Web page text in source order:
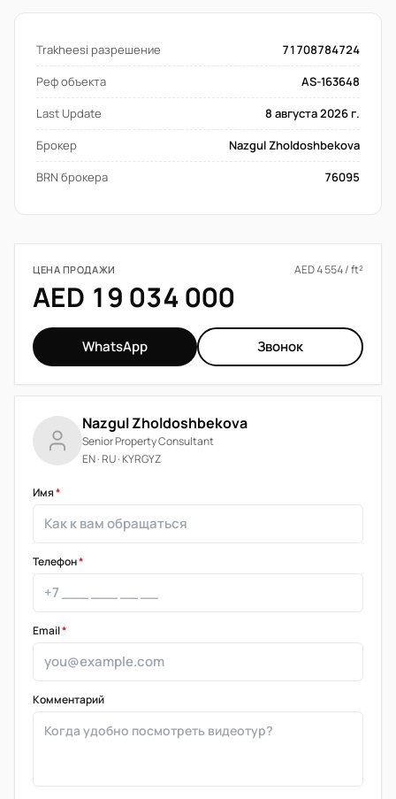
Trakheesi разрешение
71708784724
Реф объекта
AS-163648
Last Update
8 августа 2026 г.
Брокер
Nazgul Zholdoshbekova
BRN брокера
76095
ЦЕНА ПРОДАЖИ AED 4 554 / ft²
AED 19 034 000
WhatsApp Звонок
Nazgul Zholdoshbekova
Senior Property Consultant
EN · RU · KYRGYZ
Имя*
Телефон*
Email*
Комментарий